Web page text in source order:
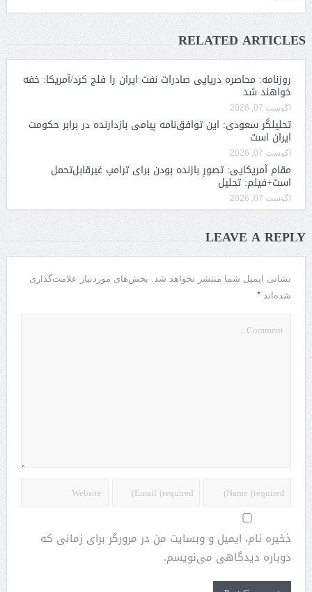
RELATED ARTICLES
روزنامه: محاصره دریایی صادرات نفت ایران را فلج کرد/آمریکا: خفه
خواهند شد
آگوست 07, 2026
تحلیلگر سعودی: این توافق‌نامه پیامی بازدارنده در برابر حکومت
ایران است
آگوست 07, 2026
مقام آمریکایی: تصورِ بازنده بودن برای ترامپ غیرقابل‌تحمل
است+فیلم: تحلیل
آگوست 07, 2026
LEAVE A REPLY
نشانی ایمیل شما منتشر نخواهد شد. بخش‌های موردنیاز علامت‌گذاری
شده‌اند *
ذخیره نام، ایمیل و وبسایت من در مرورگر برای زمانی که
دوباره دیدگاهی می‌نویسم.